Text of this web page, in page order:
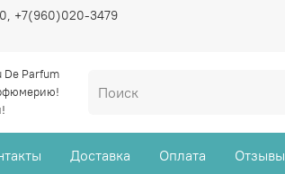
+7(960)020-3479
De Parfum
Доставка Оплата Отзывы